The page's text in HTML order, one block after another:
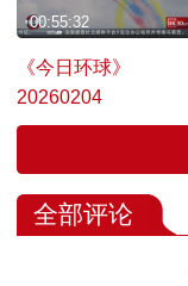
《今日环球》
20260204
00:55:32
全部评论